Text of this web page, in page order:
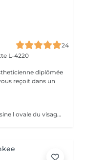
24
L-4220
reçoit dans un
Éclat du visage Repulpe Drainage Redessine l ovale du visage Nettoyage du visage ,traitement ventouse et application d'une crème